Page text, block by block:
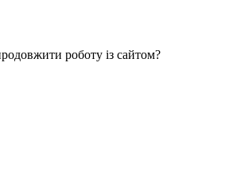
роботу із сайтом?